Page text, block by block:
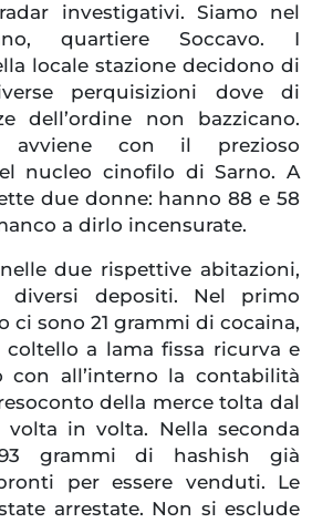
investigativi. Siamo nel
quartiere Soccavo. I
locale stazione decidono di
perquisizioni dove di
dell’ordine non bazzicano.
avviene con il prezioso
nucleo cinofilo di Sarno. A
due donne: hanno 88 e 58
a dirlo incensurate.
due rispettive abitazioni,
diversi depositi. Nel primo
ci sono 21 grammi di cocaina,
coltello a lama fissa ricurva e
con all’interno la contabilità
della merce tolta dal
in volta. Nella seconda
grammi di hashish già
per essere venduti. Le
arrestate. Non si esclude